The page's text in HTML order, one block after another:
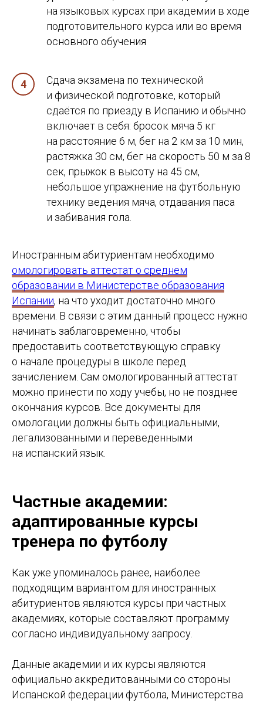
на языковых курсах при академии в ходе
подготовительного курса или во время
основного обучения
Сдача экзамена по технической
и физической подготовке, который
сдаётся по приезду в Испанию и обычно
включает в себя: бросок мяча 5 кг
на расстояние 6 м, бег на 2 км за 10 мин,
растяжка 30 см, бег на скорость 50 м за 8
сек, прыжок в высоту на 45 см,
небольшое упражнение на футбольную
технику ведения мяча, отдавания паса
и забивания гола.
Иностранным абитуриентам необходимо
омологировать аттестат о среднем
образовании в Министерстве образования
Испании, на что уходит достаточно много
времени. В связи с этим данный процесс нужно
начинать заблаговременно, чтобы
предоставить соответствующую справку
о начале процедуры в школе перед
зачислением. Сам омологированный аттестат
можно принести по ходу учебы, но не позднее
окончания курсов. Все документы для
омологации должны быть официальными,
легализованными и переведенными
на испанский язык.
Частные академии:
адаптированные курсы
тренера по футболу
Как уже упоминалось ранее, наиболее
подходящим вариантом для иностранных
абитуриентов являются курсы при частных
академиях, которые составляют программу
согласно индивидуальному запросу.
Данные академии и их курсы являются
официально аккредитованными со стороны
Испанской федерации футбола, Министерства